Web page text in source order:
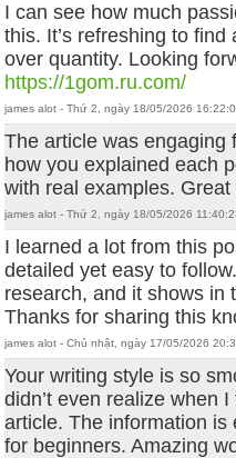
I can see how much
this. It’s refreshing to
over quantity. Looking
https://1gom.ru.com/
james alot - Thứ 2, ngày 18/05/2026
The article was engaging
how you explained each
with real examples. Great
james alot - Thứ 2, ngày 18/05/2026
I learned a lot from this
detailed yet easy to
research, and it shows in
Thanks for sharing this
james alot - Chủ nhật, ngày 17/05/2026
Your writing style is so
didn’t even realize when
article. The information
for beginners. Amazing